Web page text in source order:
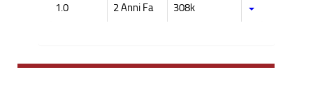
1.0 2 Anni Fa 308k